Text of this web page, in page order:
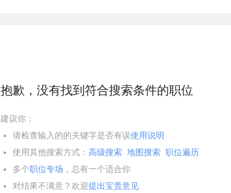
抱歉，没有找到符合搜索条件的职位
建议你：
请检查输入的的关键字是否有误使用说明
使用其他搜索方式： 高级搜索 地图搜索 职位遍历
多个职位专场 ，总有一个适合你
对结果不满意？欢迎提出宝贵意见